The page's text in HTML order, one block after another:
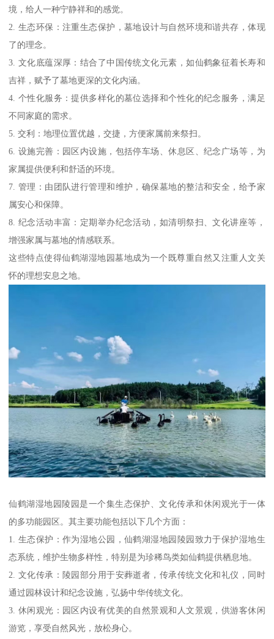
境，给人一种宁静祥和的感觉。
2. 生态环保：注重生态保护，墓地设计与自然环境和谐共存，体现
了的理念。
3. 文化底蕴深厚：结合了中国传统文化元素，如仙鹤象征着长寿和
吉祥，赋予了墓地更深的文化内涵。
4. 个性化服务：提供多样化的墓位选择和个性化的纪念服务，满足
不同家庭的需求。
5. 交利：地理位置优越，交捷，方便家属前来祭扫。
6. 设施完善：园区内设施，包括停车场、休息区、纪念广场等，为
家属提供便利和舒适的环境。
7. 管理：由团队进行管理和维护，确保墓地的整洁和安全，给予家
属安心和保障。
8. 纪念活动丰富：定期举办纪念活动，如清明祭扫、文化讲座等，
增强家属与墓地的情感联系。
这些特点使得仙鹤湖湿地园墓地成为一个既尊重自然又注重人文关
怀的理想安息之地。
仙鹤湖湿地园陵园是一个集生态保护、文化传承和休闲观光于一体
的多功能园区。其主要功能包括以下几个方面：
1. 生态保护：作为湿地公园，仙鹤湖湿地园陵园致力于保护湿地生
态系统，维护生物多样性，特别是为珍稀鸟类如仙鹤提供栖息地。
2. 文化传承：陵园部分用于安葬逝者，传承传统文化和礼仪，同时
通过园林设计和纪念设施，弘扬中华传统文化。
3. 休闲观光：园区内设有优美的自然景观和人文景观，供游客休闲
游览，享受自然风光，放松身心。